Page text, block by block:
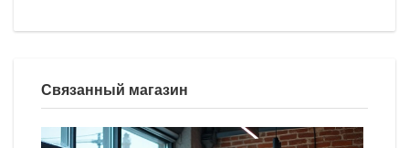
Связанный магазин